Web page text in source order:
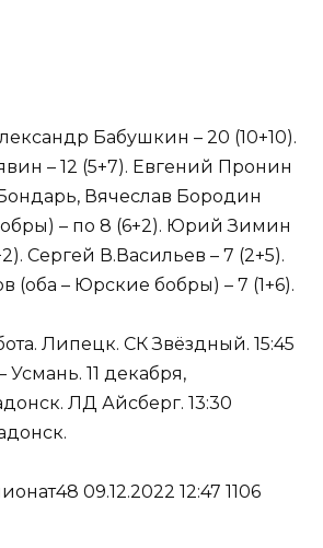
Бабушкин – 20 (10+10).
– 12 (5+7). Евгений Пронин
Вячеслав Бородин
– по 8 (6+2). Юрий Зимин
Сергей В.Васильев – 7 (2+5).
(оба – Юрские бобры) – 7 (1+6).
Липецк. СК Звёздный. 15:45
11 декабря,
ЛД Айсберг. 13:30
09.12.2022 12:47 1106